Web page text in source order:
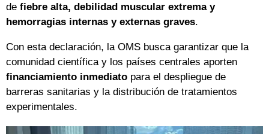
de fiebre alta, debilidad muscular extrema y
hemorragias internas y externas graves.
Con esta declaración, la OMS busca garantizar que la
comunidad científica y los países centrales aporten
financiamiento inmediato para el despliegue de
barreras sanitarias y la distribución de tratamientos
experimentales.